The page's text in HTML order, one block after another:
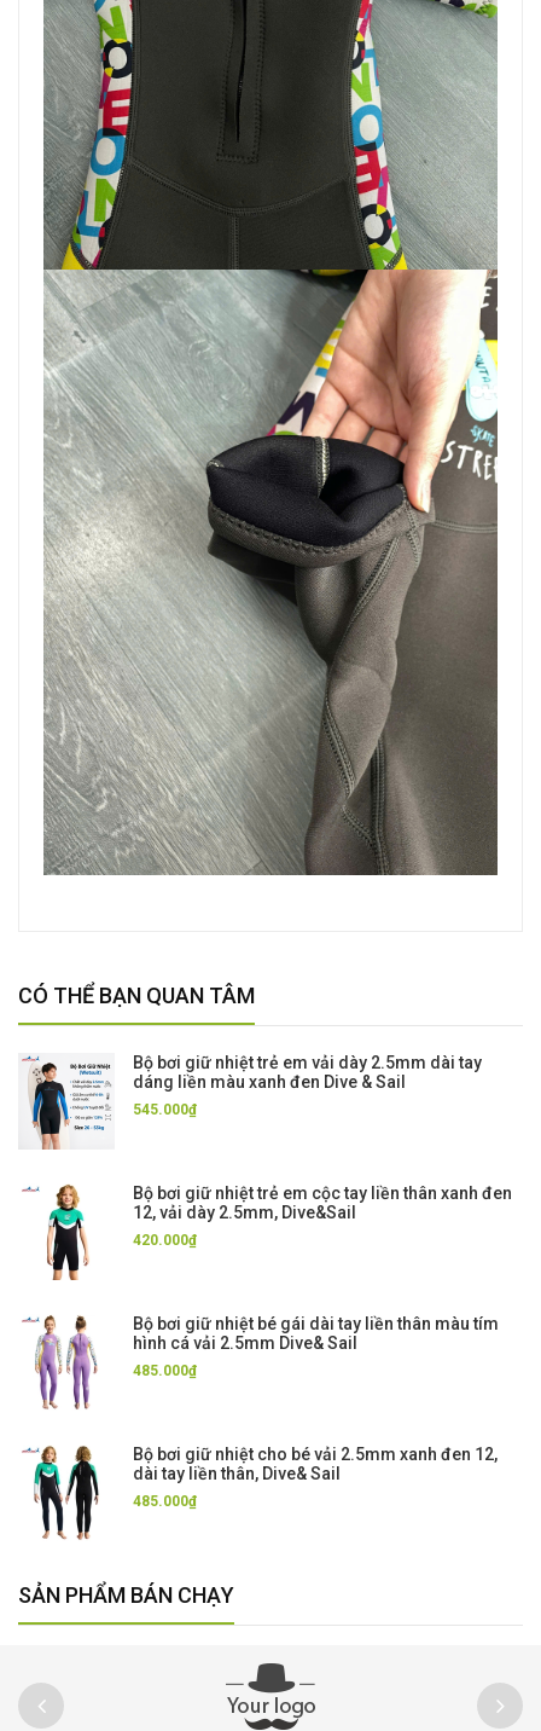
CÓ THỂ BẠN QUAN TÂM
Bộ bơi giữ nhiệt trẻ em vải dày 2.5mm dài tay
dáng liền màu xanh đen Dive & Sail
545.000₫
Bộ bơi giữ nhiệt trẻ em cộc tay liền thân xanh đen
12, vải dày 2.5mm, Dive&Sail
420.000₫
Bộ bơi giữ nhiệt bé gái dài tay liền thân màu tím
hình cá vải 2.5mm Dive& Sail
485.000₫
Bộ bơi giữ nhiệt cho bé vải 2.5mm xanh đen 12,
dài tay liền thân, Dive& Sail
485.000₫
SẢN PHẨM BÁN CHẠY